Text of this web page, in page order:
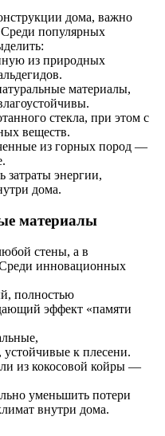
дома, важно
популярных
из природных
материалы,
стекла, при этом с
веществ.
из горных пород —
затраты энергии,
дома.
материалы
стены, а в
инновационных
полностью
эффект «памяти
к плесени.
из кокосовой койры —
уменьшить потери
внутри дома.